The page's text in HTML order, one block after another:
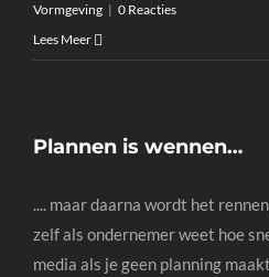
Vormgeving | 0 Reacties
Lees Meer
Plannen is wennen…
.... maar daarna wordt het
zelf als ondernemer weet hoe
media als je geen planning